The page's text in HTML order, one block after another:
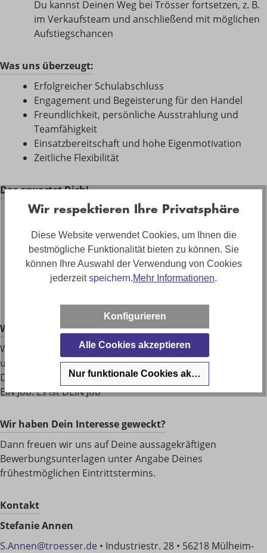
Du kannst Deinen Weg bei Trösser fortsetzen, z. B.
im Verkaufsteam und anschließend mit möglichen
Aufstiegschancen
Was uns überzeugt:
Erfolgreicher Schulabschluss
Engagement und Begeisterung für den Handel
Freundlichkeit, persönliche Ausstrahlung und
Teamfähigkeit
Einsatzbereitschaft und hohe Eigenmotivation
Zeitliche Flexibilität
Das erwartet Dich!
Übernahmegarantie bei guter Leistung
Viele attraktive TRÖSSER-Know-How Leistungen
Überdurchschnittliches Ausbildungsgehalt
Getränke Flat und Azubi-Ticket
Tolle Kollegen in der TRÖSSER-Familie
Was wir sonst noch Klasse ﬁnden:
Wenn Du einfach Mensch bist, offen und ehrlich. Wenn
unsere Ideen sich treffen: unsere Passion sind die Möbel –
Deine, die Beratung und der Verkauf. Es ist mehr als nur
EIN Job. Es ist DEIN Job
Wir haben Dein Interesse geweckt?
Dann freuen wir uns auf Deine aussagekräftigen
Bewerbungsunterlagen unter Angabe Deines
frühestmöglichen Eintrittstermins.
Kontakt
Stefanie Annen
S.Annen@troesser.de • Industriestr. 28 • 56218 Mülheim-
Wir respektieren Ihre Privatsphäre
Diese Website verwendet Cookies, um Ihnen die
bestmögliche Funktionalität bieten zu können. Sie
können Ihre Auswahl der Verwendung von Cookies
jederzeitspeichern.Mehr Informationen.
Konfigurieren
Alle Cookies akzeptieren
Nur funktionale Cookies akzeptieren